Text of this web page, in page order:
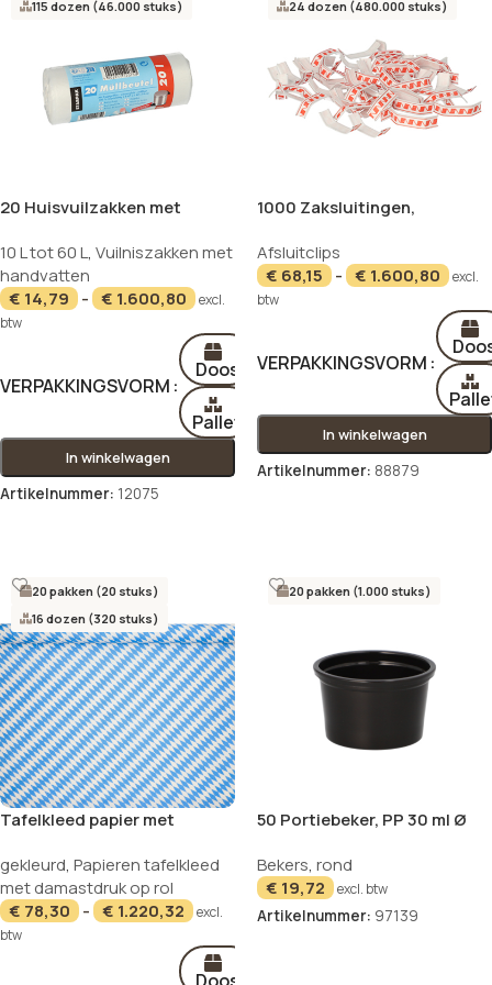
115 dozen (46.000 stuks)
20 Huisvuilzakken met
47 cm transparant 12 my
10 L tot 60 L, Vuilniszakken met
handvatten
€ 14,79 - € 1.600,80
excl.
btw
VERPAKKINGSVORM
Doos
Pallet
In winkelwagen
Artikelnummer: 12075
24 dozen (480.000 stuks)
1000 Zaksluitingen,
x 0,8 cm x 0,1 cm rood/wit
Afsluitclips
€ 68,15 - € 1.600,80
excl.
btw
VERPAKKINGSVORM
In winkelwagen
Artikelnummer: 88879
20 pakken (20 stuks)
16 dozen (320 stuks)
Tafelkleed papier met
“Beiers blauw”
gekleurd, Papieren tafelkleed
met damastdruk op rol
€ 78,30 - € 1.220,32
excl.
btw
20 pakken (1.000 stuks)
50 Portiebeker, PP 30 ml Ø
Bekers, rond
€ 19,72 excl. btw
Artikelnummer: 97139